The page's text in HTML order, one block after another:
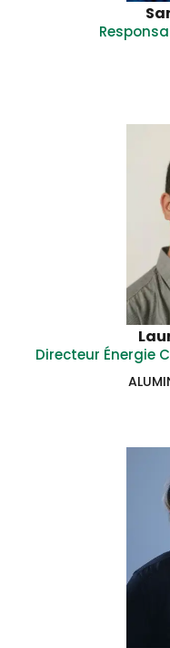
Directeur Énergie